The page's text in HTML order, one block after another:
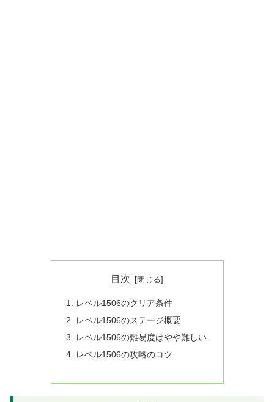
目次
レベル1506のクリア条件
レベル1506のステージ概要
レベル1506の難易度はやや難しい
レベル1506の攻略のコツ